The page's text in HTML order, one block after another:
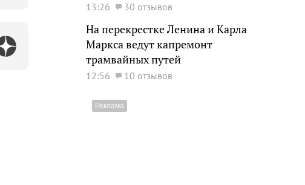
13:26 30 отзывов
На перекрестке Ленина и Карла
Маркса ведут капремонт
трамвайных путей
12:56 10 отзывов